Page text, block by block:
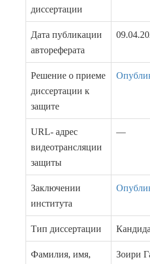
диссертации
Дата публикации
автореферата
Решение о приеме
диссертации к
защите
URL- адрес
видеотрансляции
защиты
—
Заключении
института
Тип диссертации
Фамилия, имя,
Зоири